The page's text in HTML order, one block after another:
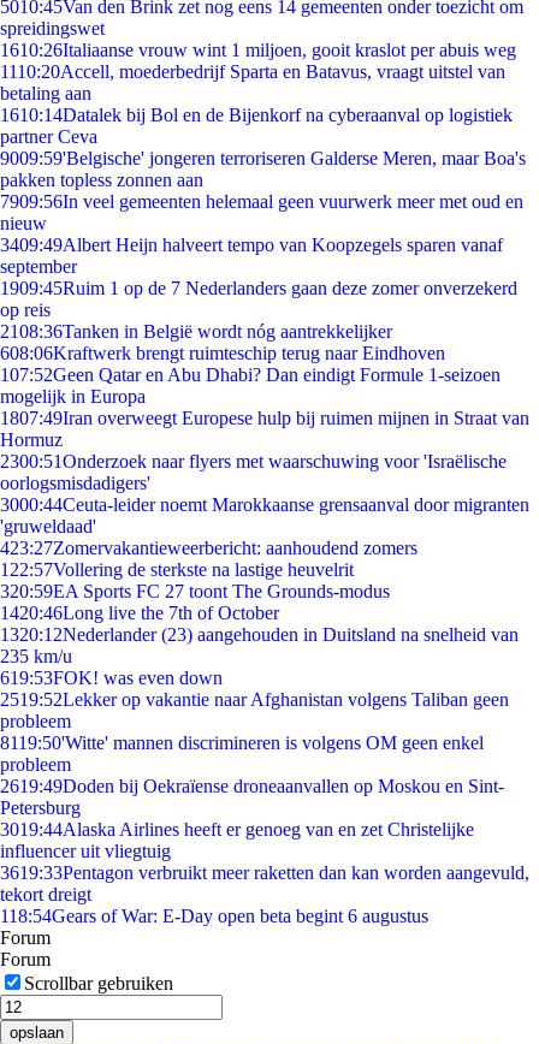
5010:45Van den Brink zet nog eens 14 gemeenten onder toezicht om
spreidingswet
1610:26Italiaanse vrouw wint 1 miljoen, gooit kraslot per abuis weg
1110:20Accell, moederbedrijf Sparta en Batavus, vraagt uitstel van
betaling aan
1610:14Datalek bij Bol en de Bijenkorf na cyberaanval op logistiek
partner Ceva
9009:59'Belgische' jongeren terroriseren Galderse Meren, maar Boa's
pakken topless zonnen aan
7909:56In veel gemeenten helemaal geen vuurwerk meer met oud en
nieuw
3409:49Albert Heijn halveert tempo van Koopzegels sparen vanaf
september
1909:45Ruim 1 op de 7 Nederlanders gaan deze zomer onverzekerd
op reis
2108:36Tanken in België wordt nóg aantrekkelijker
608:06Kraftwerk brengt ruimteschip terug naar Eindhoven
107:52Geen Qatar en Abu Dhabi? Dan eindigt Formule 1-seizoen
mogelijk in Europa
1807:49Iran overweegt Europese hulp bij ruimen mijnen in Straat van
Hormuz
2300:51Onderzoek naar flyers met waarschuwing voor 'Israëlische
oorlogsmisdadigers'
3000:44Ceuta-leider noemt Marokkaanse grensaanval door migranten
'gruweldaad'
423:27Zomervakantieweerbericht: aanhoudend zomers
1 22:57Vollering de sterkste na lastige heuvelrit
320:59EA Sports FC 27 toont The Grounds-modus
1420:46Long live the 7th of October
1320:12Nederlander (23) aangehouden in Duitsland na snelheid van
235 km/u
619:53FOK! was even down
2519:52Lekker op vakantie naar Afghanistan volgens Taliban geen
probleem
8119:50'Witte' mannen discrimineren is volgens OM geen enkel
probleem
2619:49Doden bij Oekraïense droneaanvallen op Moskou en Sint-
Petersburg
3019:44Alaska Airlines heeft er genoeg van en zet Christelijke
influencer uit vliegtuig
3619:33Pentagon verbruikt meer raketten dan kan worden aangevuld,
tekort dreigt
118:54Gears of War: E-Day open beta begint 6 augustus
Forum
Forum
Scrollbar gebruiken
opslaan